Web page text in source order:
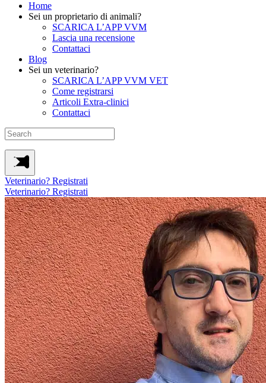
Home
Sei un proprietario di animali?
SCARICA L’APP VVM
Lascia una recensione
Contattaci
Blog
Sei un veterinario?
SCARICA L’APP VVM VET
Come registrarsi
Articoli Extra-clinici
Contattaci
Veterinario? Registrati
Veterinario? Registrati